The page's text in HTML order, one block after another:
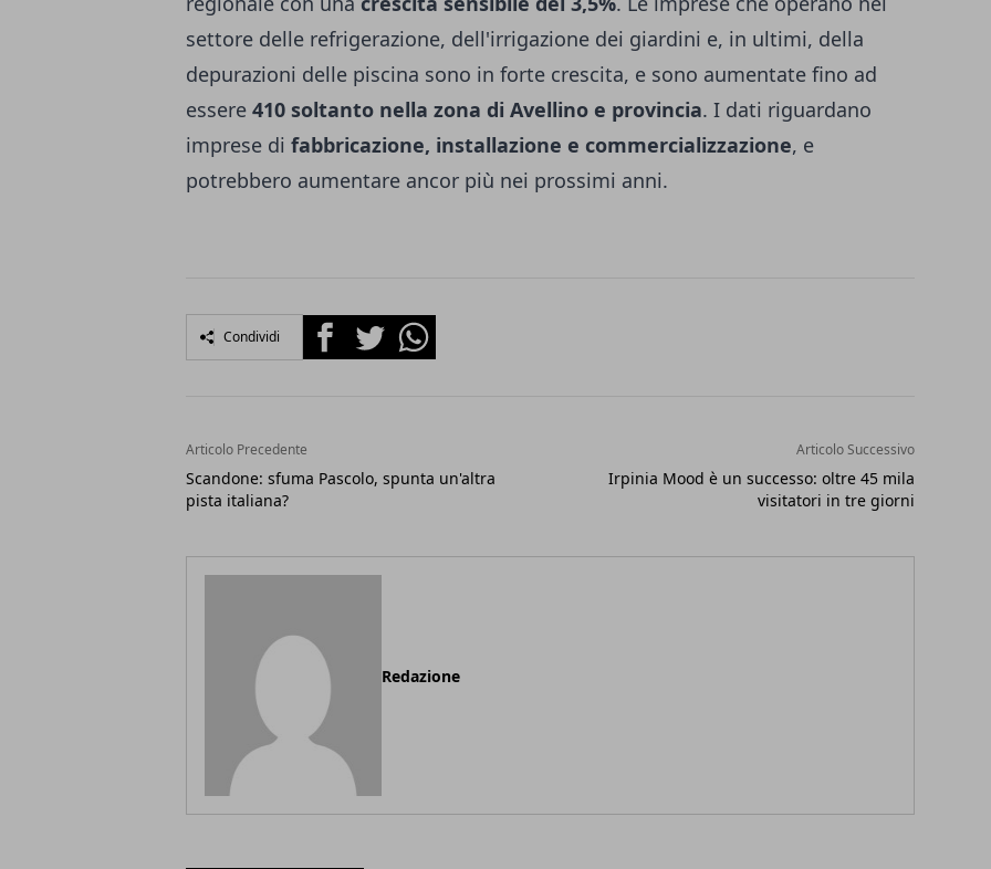
settore delle refrigerazione, dell'irrigazione dei giardini e, in ultimi, della
depurazioni delle piscina sono in forte crescita, e sono aumentate fino ad
essere 410 soltanto nella zona di Avellino e provincia. I dati riguardano
imprese di fabbricazione, installazione e commercializzazione, e
potrebbero aumentare ancor più nei prossimi anni.
Condividi FacebookTwitterWhatsapp
Articolo Precedente
Scandone: sfuma Pascolo, spunta un'altra
pista italiana?
Articolo Successivo
Irpinia Mood è un successo: oltre 45 mila
visitatori in tre giorni
Redazione